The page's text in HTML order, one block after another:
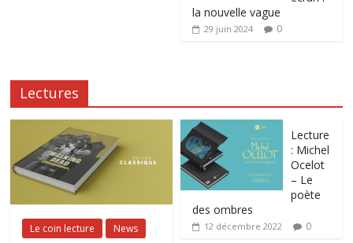
la nouvelle vague
29 juin 2024 0
Lectures
Le coin lecture News
Lecture
: Michel
Ocelot
– Le
poète
des ombres
12 décembre 2022 0